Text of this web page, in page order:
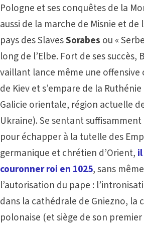
Pologne et ses conquêtes de la
aussi de la marche de Misnie et de
pays des SlavesSorabes ou «
long de l’Elbe. Fort de ses succès,
vaillant lance même une offensive
de Kiev et s’empare de la
Galicie orientale, région actuelle
Ukraine). Se sentant
pour échapper à la tutelle des
germanique et chrétien d’Orient,
couronner roi en 1025, sans
l’autorisation du pape :
dans la cathédrale de Gniezno, la
polonaise (et siège de son